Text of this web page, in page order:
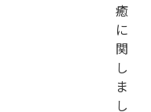
癒
に
関
し
ま
し